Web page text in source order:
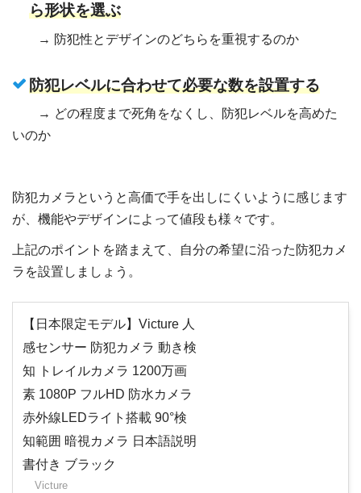
ら形状を選ぶ
→ 防犯性とデザインのどちらを重視するのか
防犯レベルに合わせて必要な数を設置する
→ どの程度まで死角をなくし、防犯レベルを高めた
いのか
防犯カメラというと高価で手を出しにくいように感じます
が、機能やデザインによって値段も様々です。
上記のポイントを踏まえて、自分の希望に沿った防犯カメ
ラを設置しましょう。
【日本限定モデル】Victure 人
感センサー 防犯カメラ 動き検
知 トレイルカメラ 1200万画
素 1080P フルHD 防水カメラ
赤外線LEDライト搭載 90°検
知範囲 暗視カメラ 日本語説明
書付き ブラック
Victure